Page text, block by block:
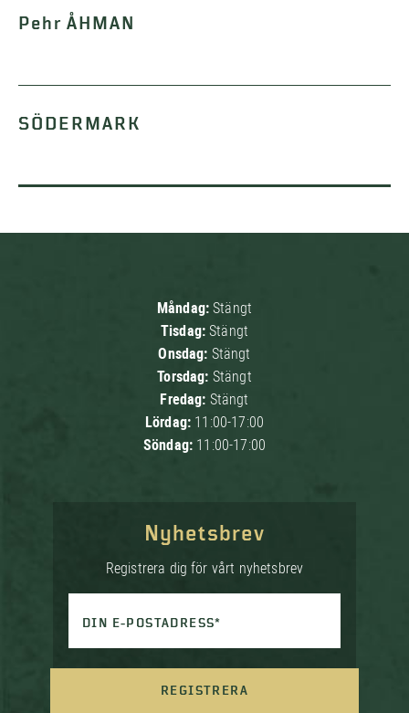
Pehr ÅHMAN
SÖDERMARK
Måndag:Stängt
Tisdag:Stängt
Onsdag: Stängt
Torsdag: Stängt
Fredag: Stängt
Lördag: 11:00-17:00
Söndag: 11:00-17:00
Nyhetsbrev
Registrera dig för vårt nyhetsbrev
DIN E-POSTADRESS*
REGISTRERA